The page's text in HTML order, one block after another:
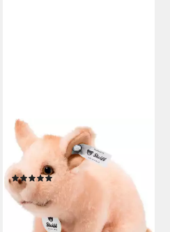
STEIFF
Kuscheltier Sissi Schwein, 15
cm
(9)
ab 31,19 € 34,95 €
-11%
lieferbar - in 6-8 Werktagen bei dir